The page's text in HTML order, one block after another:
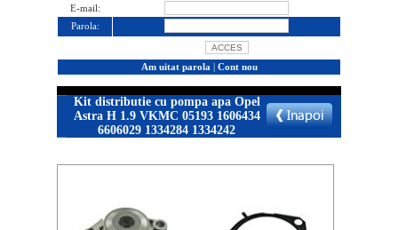
E-mail:
Parola:
Am uitat parola | Cont nou
Kit distributie cu pompa apa Opel
Astra H 1.9 VKMC 05193 1606434
6606029 1334284 1334242